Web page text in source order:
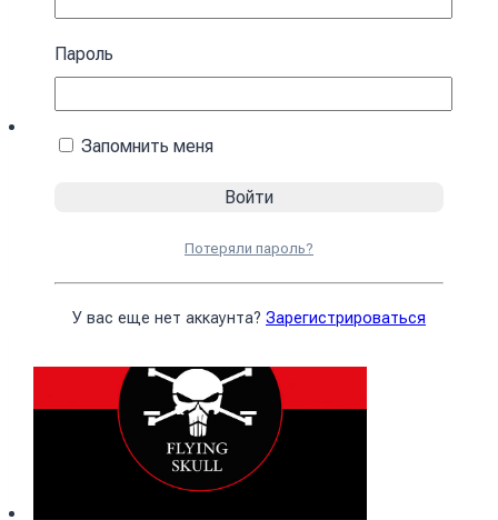
Флаг «FLYING SKULL» сине-желтый
Пароль
Запомнить меня
Потеряли пароль?
У вас еще нет аккаунта? Зарегистрироваться